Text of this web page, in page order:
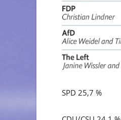
SPD 25,7 %